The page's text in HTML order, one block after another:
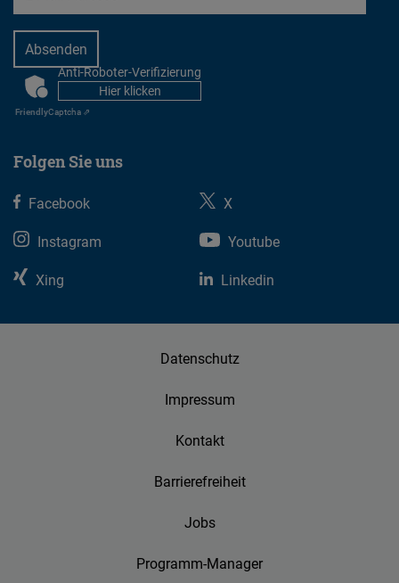
CAPTCHAAnti-Roboter-Verifizierung
Hier klicken
FriendlyCaptcha ⇗
Folgen Sie uns
Facebook
X
Instagram
Youtube
Xing
Linkedin
Datenschutz
Impressum
Kontakt
Barrierefreiheit
Jobs
Programm-Manager